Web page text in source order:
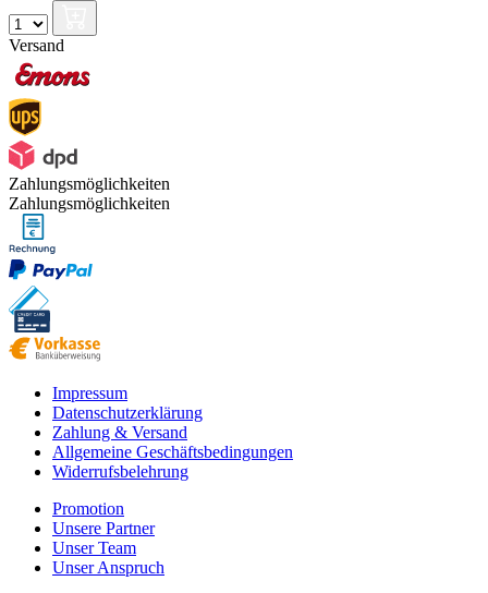
Versand
Zahlungsmöglichkeiten
Zahlungsmöglichkeiten
Impressum
Datenschutzerklärung
Zahlung & Versand
Allgemeine Geschäftsbedingungen
Widerrufsbelehrung
Promotion
Unsere Partner
Unser Team
Unser Anspruch